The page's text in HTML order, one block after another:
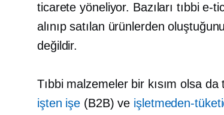
ticarete yöneliyor. Bazıları tıbbi e-
alınıp satılan ürünlerden
değildir.
Tıbbi malzemeler bir kısım olsa
işten işe (B2B) ve işletmeden-